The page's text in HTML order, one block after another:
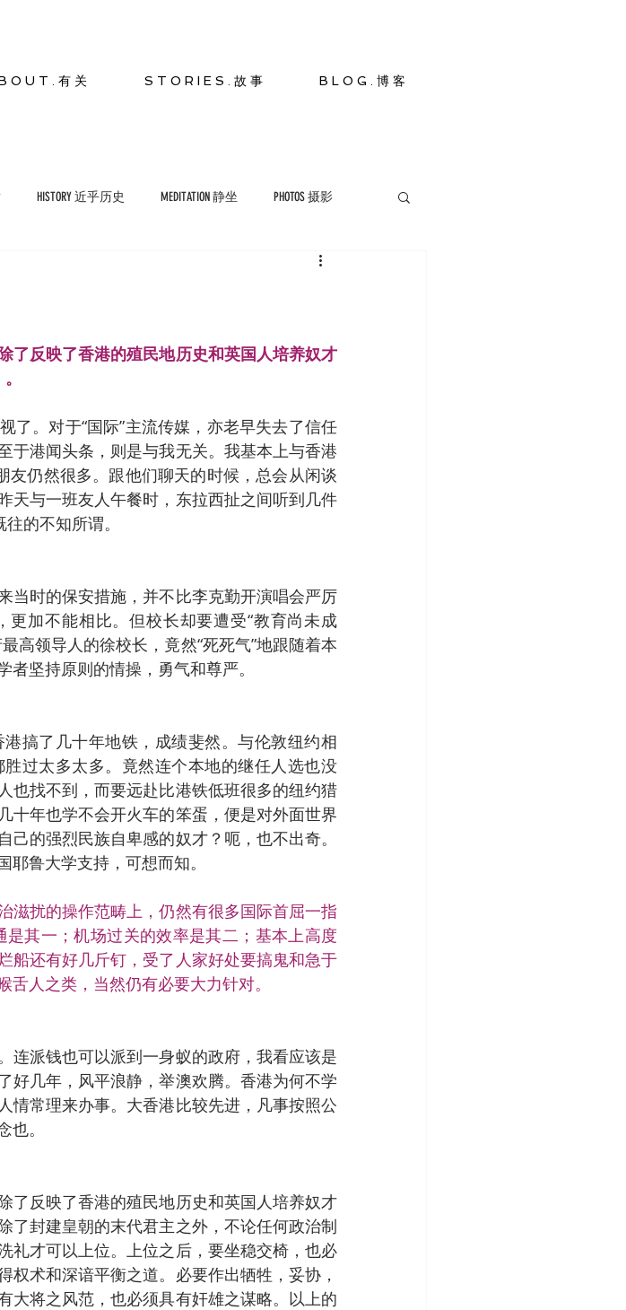
O U T . 有 关 S T O R I E S . 故 事 B L O G . 博 客
HISTORY 近乎历史 MEDITATION 静坐 PHOTOS 摄影
了反映了香港的殖民地历史和英国人培养奴才
了。对于“国际”主流传媒，亦老早失去了信任
于港闻头条，则是与我无关。我基本上与香港
友仍然很多。跟他们聊天的时候，总会从闲谈
天与一班友人午餐时，东拉西扯之间听到几件
的不知所谓。
当时的保安措施，并不比李克勤开演唱会严厉
加不能相比。但校长却要遭受“教育尚未成
高领导人的徐校长，竟然“死死气”地跟随着本
坚持原则的情操，勇气和尊严。
搞了几十年地铁，成绩斐然。与伦敦纽约相
过太多太多。竟然连个本地的继任人选也没
也找不到，而要远赴比港铁低班很多的纽约猎
十年也学不会开火车的笨蛋，便是对外面世界
的强烈民族自卑感的奴才？呃，也不出奇。
鲁大学支持，可想而知。
滋扰的操作范畴上，仍然有很多国际首屈一指
其一；机场过关的效率是其二；基本上高度
船还有好几斤钉，受了人家好处要搞鬼和急于
人之类，当然仍有必要大力针对。
连派钱也可以派到一身蚁的政府，我看应该是
好几年，风平浪静，举澳欢腾。香港为何不学
情常理来办事。大香港比较先进，凡事按照公
。
了反映了香港的殖民地历史和英国人培养奴才
了封建皇朝的末代君主之外，不论任何政治制
礼才可以上位。上位之后，要坐稳交椅，也必
术和深谙平衡之道。必要作出牺牲，妥协，
大将之风范，也必须具有奸雄之谋略。以上的